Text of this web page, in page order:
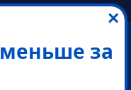
×
за